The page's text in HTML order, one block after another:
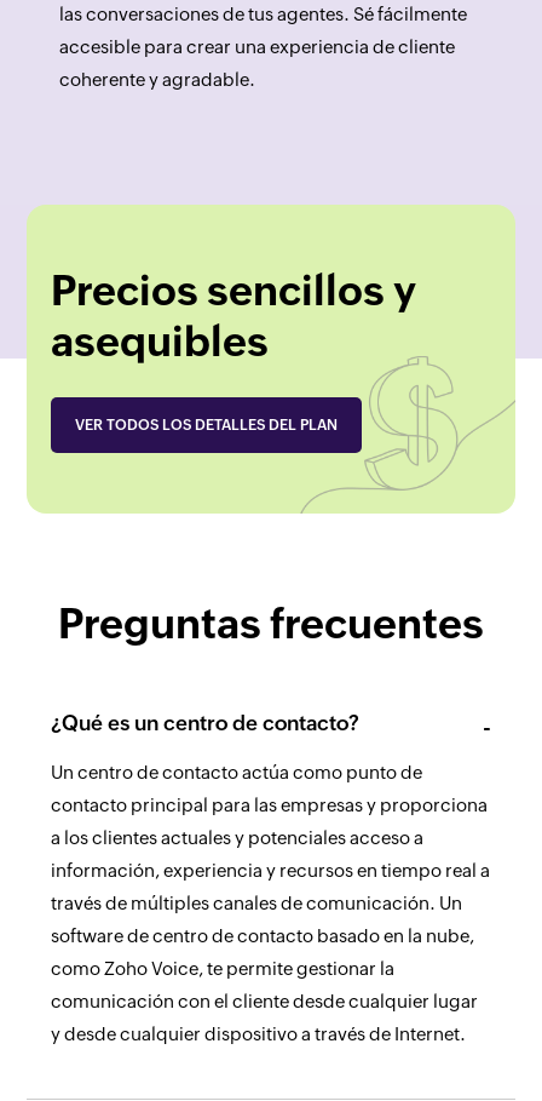
las conversaciones de tus agentes. Sé fácilmente
accesible para crear una experiencia de cliente
coherente y agradable.
Precios sencillos y
asequibles
VER TODOS LOS DETALLES DEL PLAN
Preguntas frecuentes
¿Qué es un centro de contacto?
Un centro de contacto actúa como punto de
contacto principal para las empresas y proporciona
a los clientes actuales y potenciales acceso a
información, experiencia y recursos en tiempo real a
través de múltiples canales de comunicación. Un
software de centro de contacto basado en la nube,
como Zoho Voice, te permite gestionar la
comunicación con el cliente desde cualquier lugar
y desde cualquier dispositivo a través de Internet.